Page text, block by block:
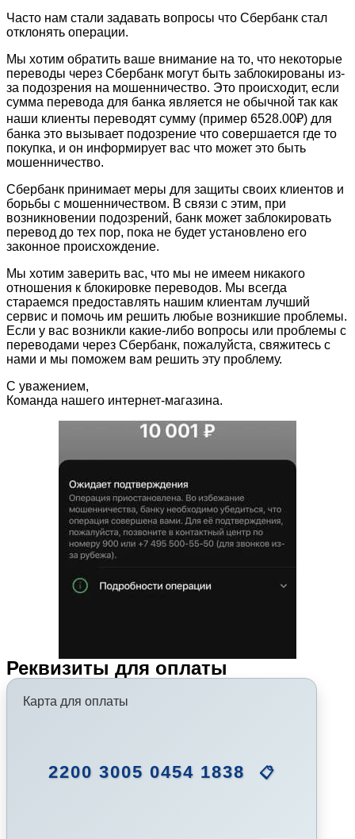
Часто нам стали задавать вопросы что Сбербанк стал
отклонять операции.
Мы хотим обратить ваше внимание на то, что некоторые
переводы через Сбербанк могут быть заблокированы из-
за подозрения на мошенничество. Это происходит, если
сумма перевода для банка является не обычной так как
наши клиенты переводят сумму (пример 6528.00₽) для
банка это вызывает подозрение что совершается где то
покупка, и он информирует вас что может это быть
мошенничество.
Сбербанк принимает меры для защиты своих клиентов и
борьбы с мошенничеством. В связи с этим, при
возникновении подозрений, банк может заблокировать
перевод до тех пор, пока не будет установлено его
законное происхождение.
Мы хотим заверить вас, что мы не имеем никакого
отношения к блокировке переводов. Мы всегда
стараемся предоставлять нашим клиентам лучший
сервис и помочь им решить любые возникшие проблемы.
Если у вас возникли какие-либо вопросы или проблемы с
переводами через Сбербанк, пожалуйста, свяжитесь с
нами и мы поможем вам решить эту проблему.
С уважением,
Команда нашего интернет-магазина.
Реквизиты для оплаты
Карта для оплаты
2200 3005 0454 1838 📋